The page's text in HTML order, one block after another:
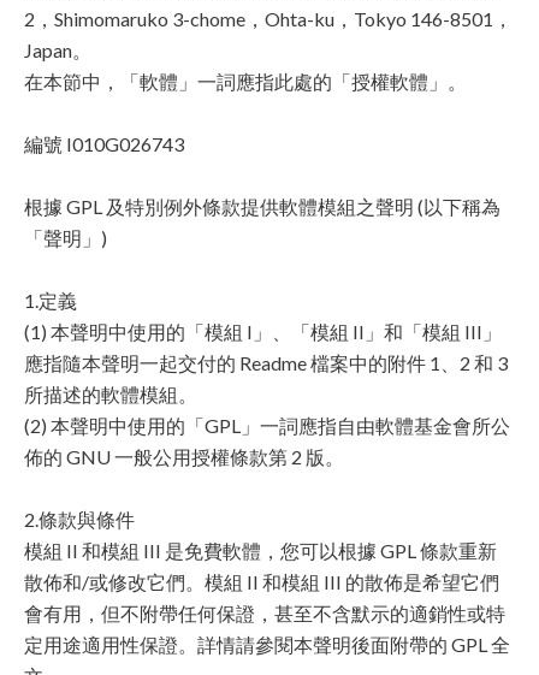
2，Shimomaruko 3-chome，Ohta-ku，Tokyo 146-8501，
Japan。
在本節中，「軟體」一詞應指此處的「授權軟體」。
編號 I010G026743
根據 GPL 及特別例外條款提供軟體模組之聲明 (以下稱為
「聲明」)
1.定義
(1) 本聲明中使用的「模組 I」、「模組 II」和「模組 III」
應指隨本聲明一起交付的 Readme 檔案中的附件 1、2 和 3
所描述的軟體模組。
(2) 本聲明中使用的「GPL」一詞應指自由軟體基金會所公
佈的 GNU 一般公用授權條款第 2 版。
2.條款與條件
模組 II 和模組 III 是免費軟體，您可以根據 GPL 條款重新
散佈和/或修改它們。模組 II 和模組 III 的散佈是希望它們
會有用，但不附帶任何保證，甚至不含默示的適銷性或特
定用途適用性保證。詳情請參閱本聲明後面附帶的 GPL 全